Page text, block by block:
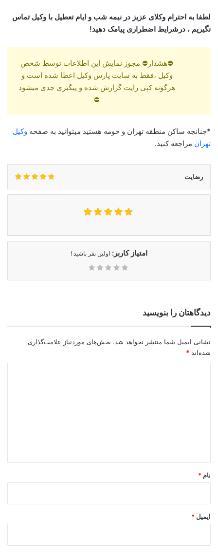
لطفا به احترام وکلای عزیز در نیمه شب و ایام تعطیل با وکیل تماس
نگیریم ، درشرایط اضطراری پیامک دهید!
⛔هشدار⛔ مجوز نمایش این اطلاعات توسط شخص
وکیل ،فقط به سایت پارس وکیل اعطا شده است و
هرگونه کپی رایت گزارش شده و پیگیری جدی میشود
⛔
*چنانچه ساکن منطقه تهران و حومه هستید میتوانید به صفحه وکیل
تهران مراجعه کنید.
رضایت
امتیاز کاربر: اولین نفر باشید !
دیدگاهتان را بنویسید
نشانی ایمیل شما منتشر نخواهد شد. بخش‌های موردنیاز علامت‌گذاری
شده‌اند *
نام *
ایمیل *